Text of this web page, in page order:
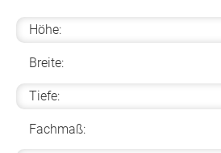
Höhe:
Breite:
Tiefe:
Fachmaß: